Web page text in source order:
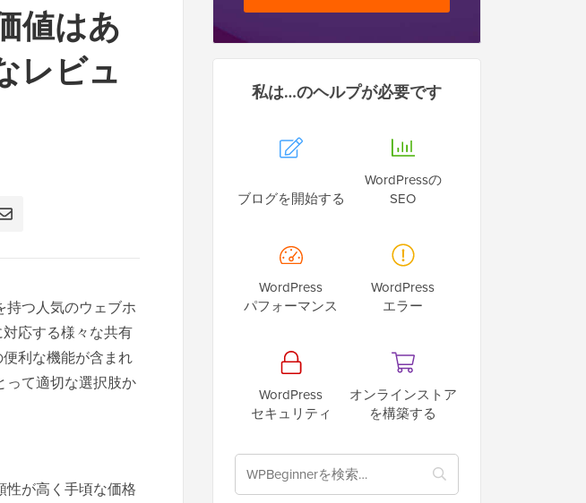
値はあ
レビュ
持つ人気のウェブホ
応する様々な共有
利な機能が含まれ
って適切な選択肢か
性が高く手頃な価格
私は…のヘルプが必要です
ブログを開始する
WordPressの
SEO
WordPress
パフォーマンス
WordPress
エラー
WordPress
セキュリティ
オンラインストア
を構築する